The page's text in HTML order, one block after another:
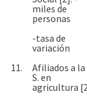
miles de
personas
-tasa de
variación
11.
Afiliados a la
S. en
agricultura